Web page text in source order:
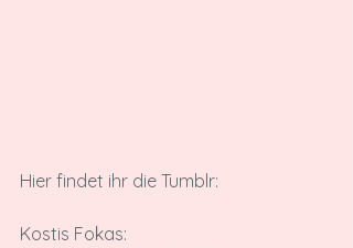
Hier findet ihr die Tumblr:
Kostis Fokas: